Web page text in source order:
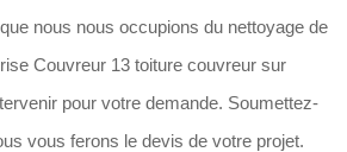
nous nous occupions du nettoyage de
Couvreur 13 toiture couvreur sur
pour votre demande. Soumettez-
vous ferons le devis de votre projet.